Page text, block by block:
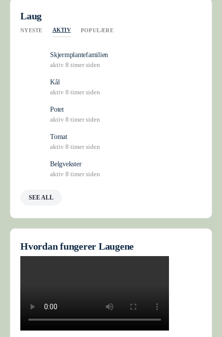
Laug
NYESTE AKTIV POPULÆRE
Skjermplantefamilien
aktiv 8 timer siden
Kål
aktiv 8 timer siden
Potet
aktiv 8 timer siden
Tomat
aktiv 8 timer siden
Belgvekster
aktiv 8 timer siden
SEE ALL
Hvordan fungerer Laugene